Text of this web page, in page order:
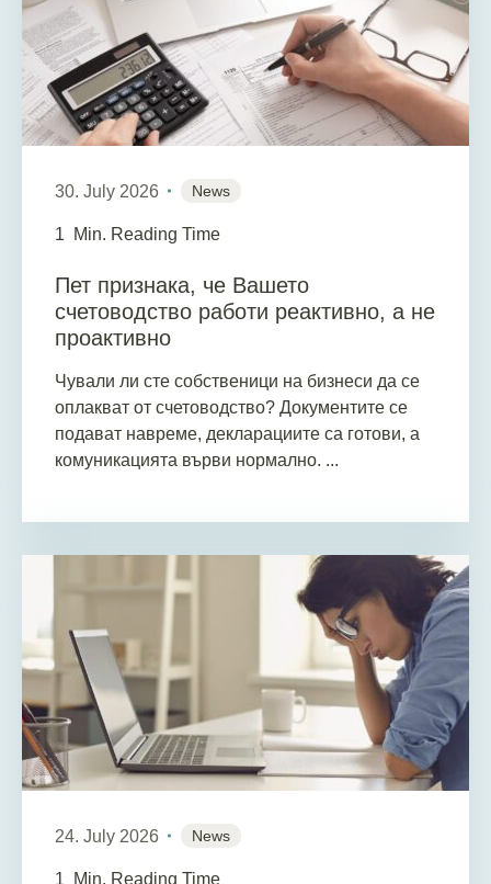
30. July 2026 News
1 Min. Reading Time
Пет признака, че Вашето
счетоводство работи реактивно, а не
проактивно
Чували ли сте собственици на бизнеси да се
оплакват от счетоводство? Документите се
подават навреме, декларациите са готови, а
комуникацията върви нормално. ...
24. July 2026 News
1 Min. Reading Time